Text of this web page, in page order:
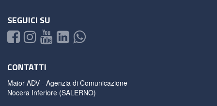
SEGUICI SU
CONTATTI
Maior ADV - Agenzia di Comunicazione
Nocera Inferiore (SALERNO)